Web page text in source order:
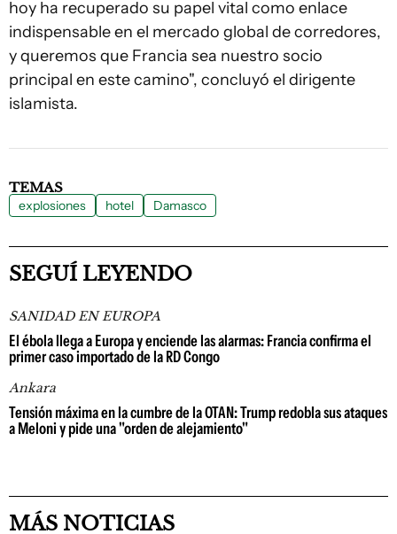
hoy ha recuperado su papel vital como enlace
indispensable en el mercado global de corredores,
y queremos que Francia sea nuestro socio
principal en este camino", concluyó el dirigente
islamista.
TEMAS
explosiones hotel Damasco
SEGUÍ LEYENDO
SANIDAD EN EUROPA
El ébola llega a Europa y enciende las alarmas: Francia confirma el
primer caso importado de la RD Congo
Ankara
Tensión máxima en la cumbre de la OTAN: Trump redobla sus ataques
a Meloni y pide una "orden de alejamiento"
MÁS NOTICIAS